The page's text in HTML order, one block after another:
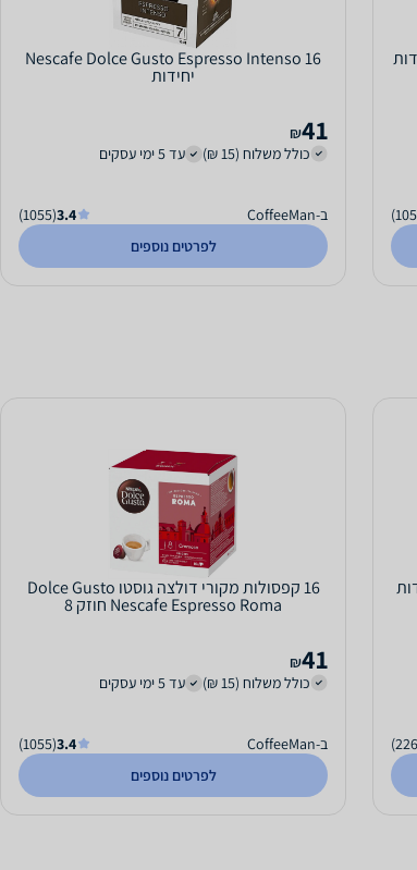
Nescafe Dolce Gusto Espresso Intenso 16
יחידות
41
₪
כולל משלוח (15 ₪)
עד 5 ימי עסקים
ב-CoffeeMan 3.4
(1055)
לפרטים נוספים
16 קפסולות מקורי דולצה גוסטו Dolce Gusto
Nescafe Espresso Roma חוזק 8
41
₪
כולל משלוח (15 ₪)
עד 5 ימי עסקים
ב-CoffeeMan 3.4
(1055)
לפרטים נוספים